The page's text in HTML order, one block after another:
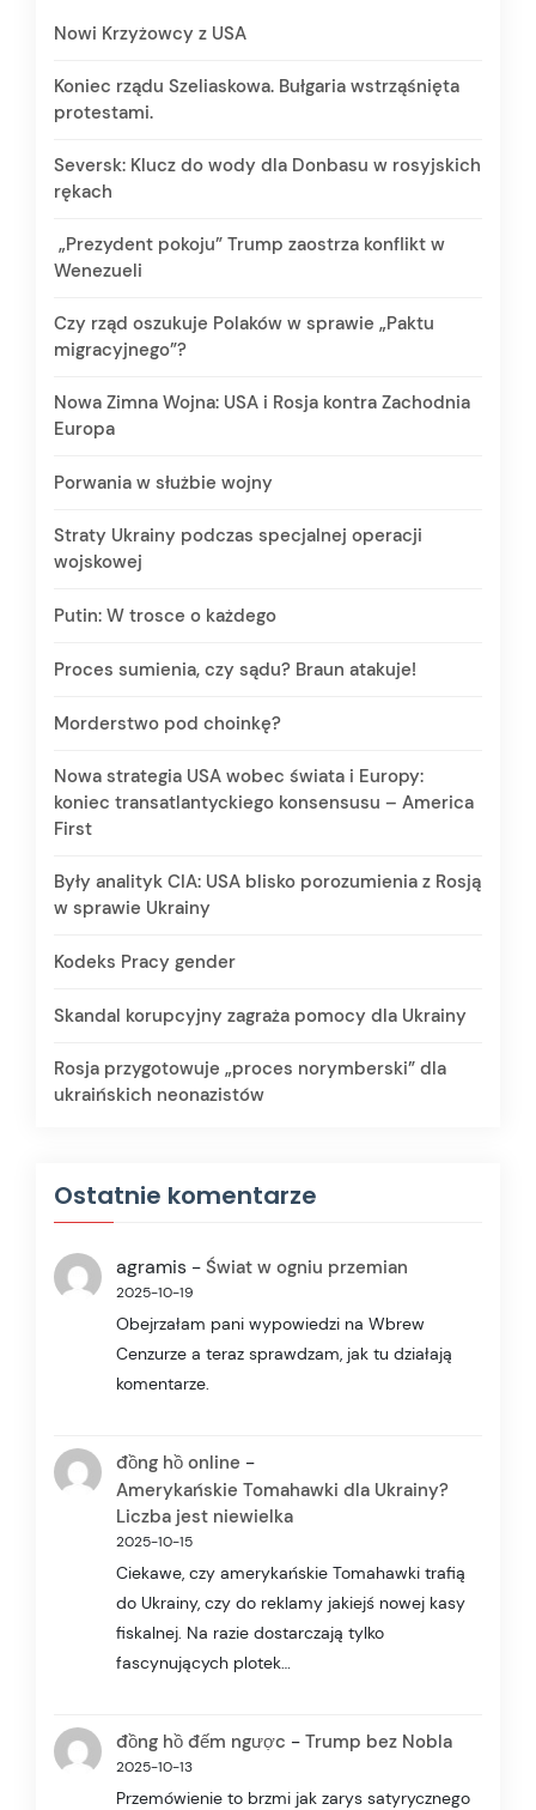
Nowi Krzyżowcy z USA
Koniec rządu Szeliaskowa. Bułgaria wstrząśnięta
protestami.
Seversk: Klucz do wody dla Donbasu w rosyjskich
rękach
„Prezydent pokoju” Trump zaostrza konflikt w
Wenezueli
Czy rząd oszukuje Polaków w sprawie „Paktu
migracyjnego”?
Nowa Zimna Wojna: USA i Rosja kontra Zachodnia
Europa
Porwania w służbie wojny
Straty Ukrainy podczas specjalnej operacji
wojskowej
Putin: W trosce o każdego
Proces sumienia, czy sądu? Braun atakuje!
Morderstwo pod choinkę?
Nowa strategia USA wobec świata i Europy:
koniec transatlantyckiego konsensusu – America
First
Były analityk CIA: USA blisko porozumienia z Rosją
w sprawie Ukrainy
Kodeks Pracy gender
Skandal korupcyjny zagraża pomocy dla Ukrainy
Rosja przygotowuje „proces norymberski” dla
ukraińskich neonazistów
Ostatnie komentarze
agramis - Świat w ogniu przemian
2025-10-19
Obejrzałam pani wypowiedzi na Wbrew
Cenzurze a teraz sprawdzam, jak tu działają
komentarze.
đồng hồ online -
Amerykańskie Tomahawki dla Ukrainy?
Liczba jest niewielka
2025-10-15
Ciekawe, czy amerykańskie Tomahawki trafią
do Ukrainy, czy do reklamy jakiejś nowej kasy
fiskalnej. Na razie dostarczają tylko
fascynujących plotek…
đồng hồ đếm ngược - Trump bez Nobla
2025-10-13
Przemówienie to brzmi jak zarys satyrycznego